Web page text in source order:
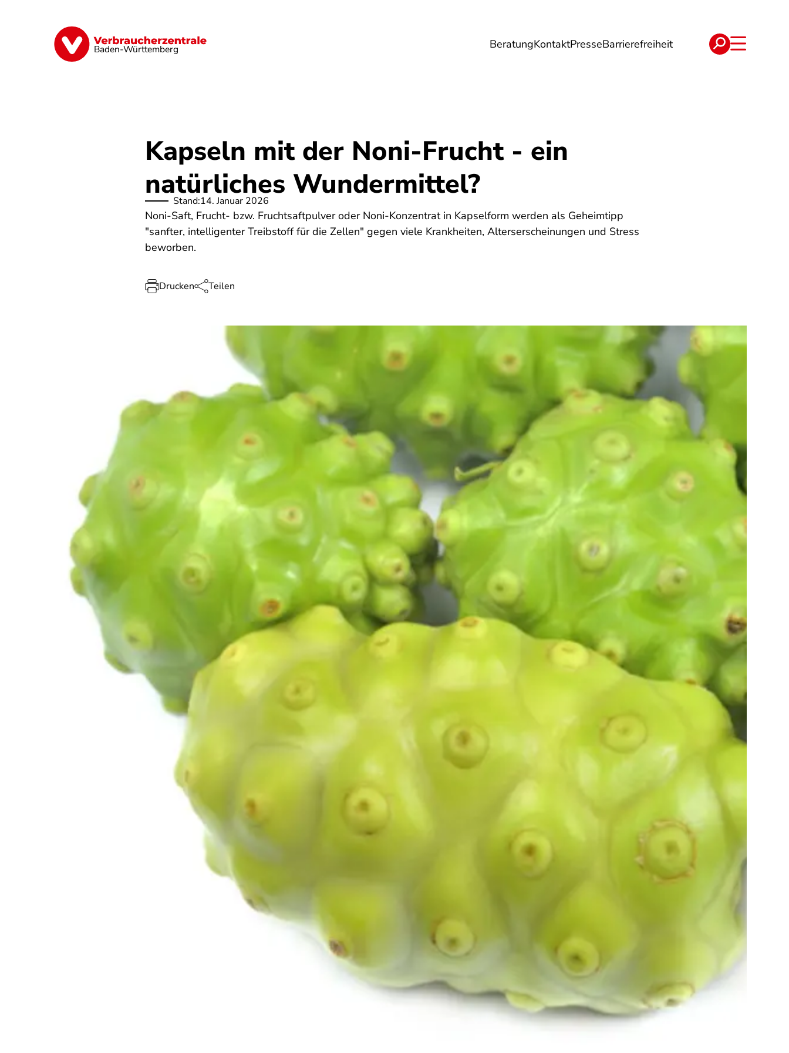
Baden-Württemberg BeratungKontaktPresseBarrierefreiheit
Geld & Versicherungen Digitales Energie Reise Verträge
Kapseln mit der Noni-Frucht - ein
natürliches Wundermittel?
Stand:14. Januar 2026
Noni-Saft, Frucht- bzw. Fruchtsaftpulver oder Noni-Konzentrat in Kapselform werden als Geheimtipp
"sanfter, intelligenter Treibstoff für die Zellen" gegen viele Krankheiten, Alterserscheinungen und Stress
beworben.
Drucken Teilen